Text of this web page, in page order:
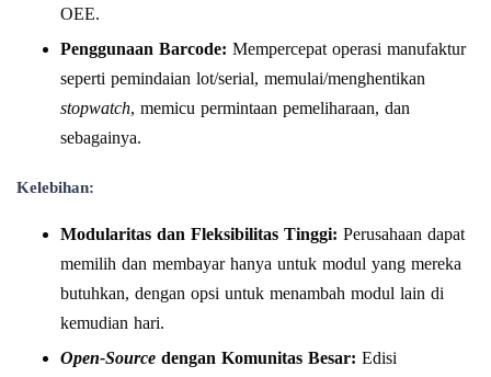
OEE.
Penggunaan Barcode: Mempercepat operasi manufaktur
seperti pemindaian lot/serial, memulai/menghentikan
stopwatch, memicu permintaan pemeliharaan, dan
sebagainya.
Kelebihan:
Modularitas dan Fleksibilitas Tinggi: Perusahaan dapat
memilih dan membayar hanya untuk modul yang mereka
butuhkan, dengan opsi untuk menambah modul lain di
kemudian hari.
Open-Source dengan Komunitas Besar: Edisi